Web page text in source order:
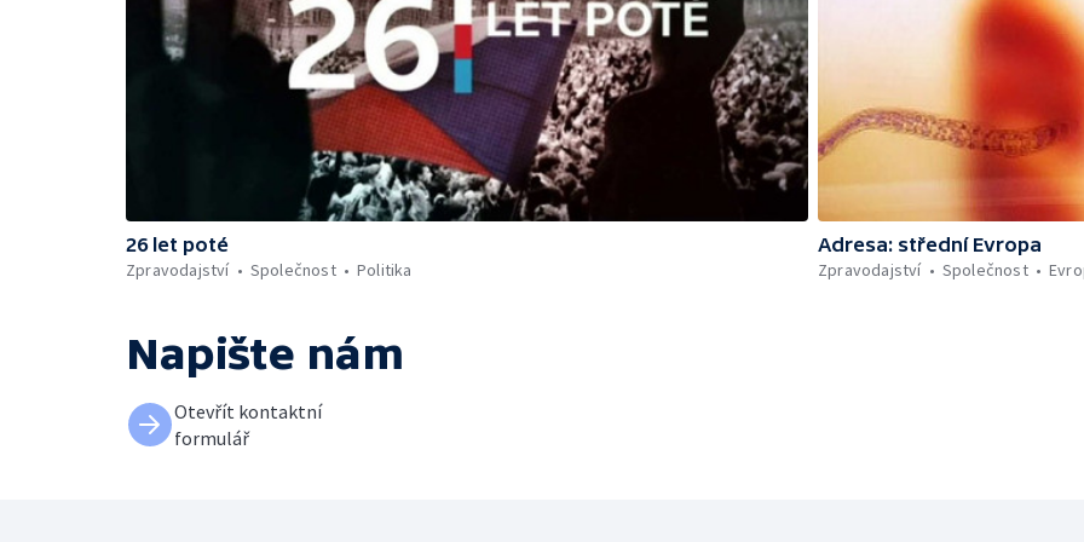
26 let poté
Zpravodajství
Společnost Politika
Adresa: střední Evropa
Zpravodajství
Společnost
Napište nám
Otevřít kontaktní
formulář